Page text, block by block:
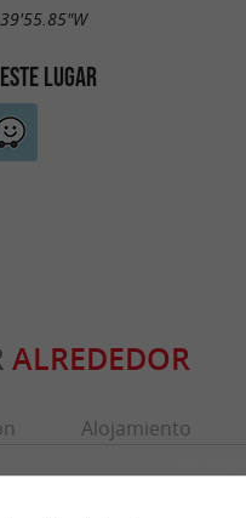
LUGAR
ALREDEDOR
Alojamiento